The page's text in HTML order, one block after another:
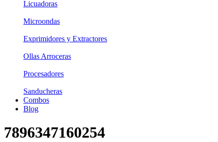
Licuadoras
Microondas
Exprimidores y Extractores
Ollas Arroceras
Procesadores
Sanducheras
Combos
Blog
7896347160254